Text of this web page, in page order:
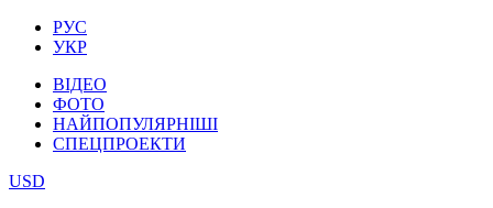
РУС
УКР
ВІДЕО
ФОТО
НАЙПОПУЛЯРНІШІ
СПЕЦПРОЕКТИ
USD